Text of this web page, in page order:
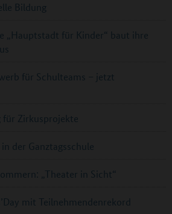
Bildung
„Hauptstadt für Kinder“ baut ihre
für Schulteams – jetzt
für Zirkusprojekte
der Ganztagsschule
„Theater in Sicht“
mit Teilnehmendenrekord